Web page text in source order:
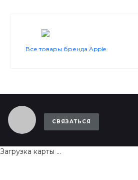
Все товары бренда Apple
СВЯЗАТЬСЯ
Загрузка карты ...